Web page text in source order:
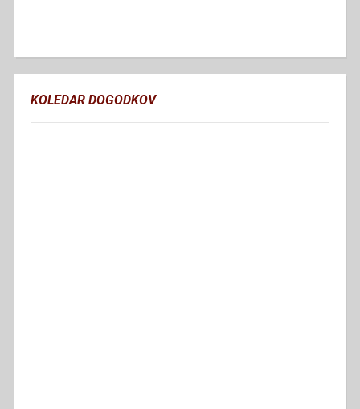
KOLEDAR DOGODKOV